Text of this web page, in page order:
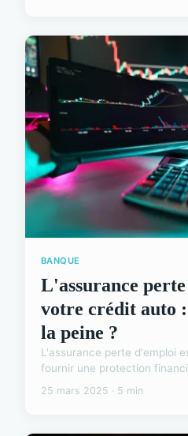
BANQUE
L'assurance
votre crédit auto
la peine ?
L'assurance perte d'emploi
fournir une protection
25 mars 2025 · 5 min